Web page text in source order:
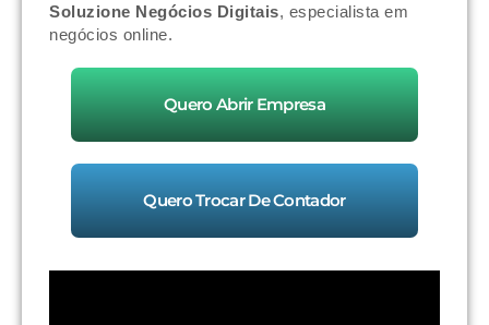
Soluzione Negócios Digitais, especialista em
negócios online.
Quero Abrir Empresa
Quero Trocar De Contador